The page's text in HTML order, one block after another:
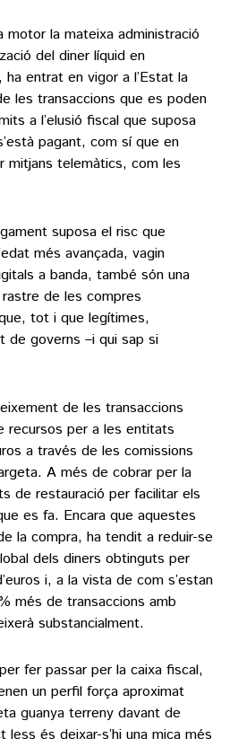
la mateixa administració
del diner líquid en
entrat en vigor a l’Estat la
les transaccions que es poden
a l’elusió fiscal que suposa
pagant, com sí que en
mitjans telemàtics, com les
suposa el risc que
més avançada, vagin
a banda, també són una
de les compres
tot i que legítimes,
de governs –i qui sap si
de les transaccions
recursos per a les entitats
a través de les comissions
A més de cobrar per la
de restauració per facilitar els
es fa. Encara que aquestes
la compra, ha tendit a reduir-se
dels diners obtinguts per
i, a la vista de com s’estan
més de transaccions amb
substancialment.
fer passar per la caixa fiscal,
un perfil força aproximat
guanya terreny davant de
és deixar-s’hi una mica més